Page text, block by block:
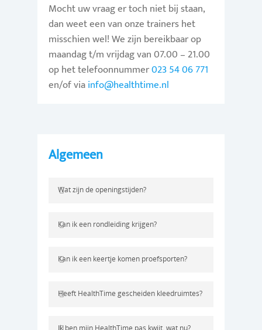
Mocht uw vraag er toch niet bij staan,
dan weet een van onze trainers het
misschien wel! We zijn bereikbaar op
maandag t/m vrijdag van 07.00 – 21.00
op het telefoonnummer023 54 06 771
en/of viainfo@healthtime.nl
Algemeen
Wat zijn de openingstijden?
Kan ik een rondleiding krijgen?
Kan ik een keertje komen proefsporten?
Heeft HealthTime gescheiden kleedruimtes?